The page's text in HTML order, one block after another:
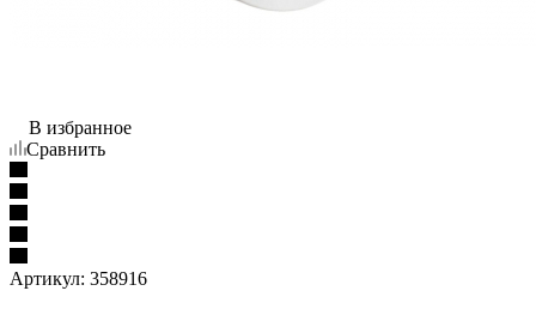
В избранное
Сравнить
Артикул: 358916